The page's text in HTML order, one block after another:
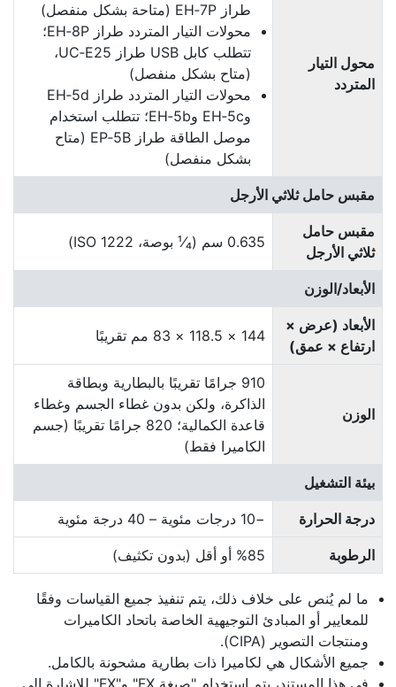
محول التيار
المتردد
طراز EH‑7P (متاحة بشكل منفصل)
محولات التيار المتردد طراز EH‑8P؛
تتطلب كابل USB طراز UC‑E25،
(متاح بشكل منفصل)
محولات التيار المتردد طراز EH‑5d
وEH‑5c وEH‑5b؛ تتطلب استخدام
موصل الطاقة طراز EP‑5B (متاح
بشكل منفصل)
مقبس حامل ثلاثي الأرجل
مقبس حامل
ثلاثي الأرجل
0.635 سم (¹⁄₄ بوصة، ISO 1222)
الأبعاد/الوزن
الأبعاد (عرض ×
ارتفاع × عمق)
144 × 118.5 × 83 مم تقريبًا
الوزن
910 جرامًا تقريبًا بالبطارية وبطاقة
الذاكرة، ولكن بدون غطاء الجسم وغطاء
قاعدة الكمالية؛ 820 جرامًا تقريبًا (جسم
الكاميرا فقط)
بيئة التشغيل
درجة الحرارة −10 درجات مئوية – 40 درجة مئوية
الرطوبة 85‏% أو أقل (بدون تكثيف)
ما لم يُنص على خلاف ذلك، يتم تنفيذ جميع القياسات وفقًا
للمعايير أو المبادئ التوجيهية الخاصة باتحاد الكاميرات
ومنتجات التصوير (CIPA).
جميع الأشكال هي لكاميرا ذات بطارية مشحونة بالكامل.
في هذا المستند، يتم استخدام "صيغة FX" و"FX" للإشارة إلى